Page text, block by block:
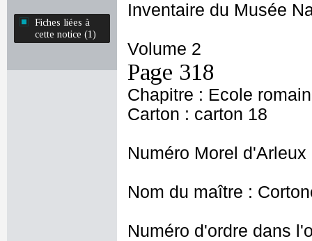
Fiches liées à
cette notice (1)
Inventaire du Musée
Volume 2
Page 318
Chapitre : Ecole
Carton : carton 18
Numéro Morel d'Arleux
Nom du maître :
Numéro d'ordre dans